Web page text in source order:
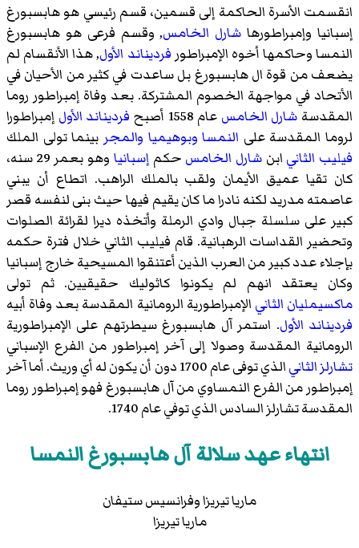
انقسمت الأسرة الحاكمة إلى قسمين، قسم رئيسي هو هابسبورغ
إسبانيا وإمبراطورها شارل الخامس, وقسم فرعى هو هابسبورغ
النمسا وحاكمها أخوه الإمبراطور فرديناند الأول, هذا الأنقسام لم
يضعف من قوة ال هابسبورغ بل ساعدت في كثير من الأحيان في
الأتحاد في مواجهة الخصوم المشتركة. بعد وفاة إمبراطور روما
المقدسة شارل الخامس عام 1558 أصبح فرديناند الأول إمبراطورا
لروما المقدسة على النمسا وبوهيميا والمجر بينما تولى الملك
فيليب الثاني ابنشارل الخامس حكمإسبانيا
وهو بعمر 29 سنه،
كان تقيا عميق الأيمان ولقب بالملك الراهب. اتطاع أن يبني
عاصمته مدريد لكنه نادرا ما كان يقيم فيها حيث بنى لنفسه قصر
كبير على سلسلة جبال وادي الرملة وأتخذه ديرا لقرائة الصلوات
وتحضير القداسات الرهبانية. قام فيليب الثاني خلال فترة حكمه
بإجلاء عدد كبير من العرب الذين أعتنقوا المسيحية خارج إسبانيا
وكان يعتقد انهم لم يكونوا كاثوليك حقيقيين. ثم تولى
ماكسيمليان الثاني الإمبراطورية الرومانية المقدسة بعد وفاة أبيه
فرديناند الأول. استمر آل هابسبورغ سيطرتهم على الإمبراطورية
الرومانية المقدسة وصولا إلى آخر إمبراطور من الفرع الإسباني
تشارلز الثاني
الذي توفى عام 1700 دون أن يكون له أي وريث. أما آخر
إمبراطور من الفرع النمساوي من آل هابسبورغ فهو إمبراطور روما
المقدسةتشارلز السادسالذي توفي عام 1740.
انتهاء عهد سلالة آل هابسبورغ النمسا
ماريا تيريزا وفرانسيس ستيفان
ماريا تيريزا